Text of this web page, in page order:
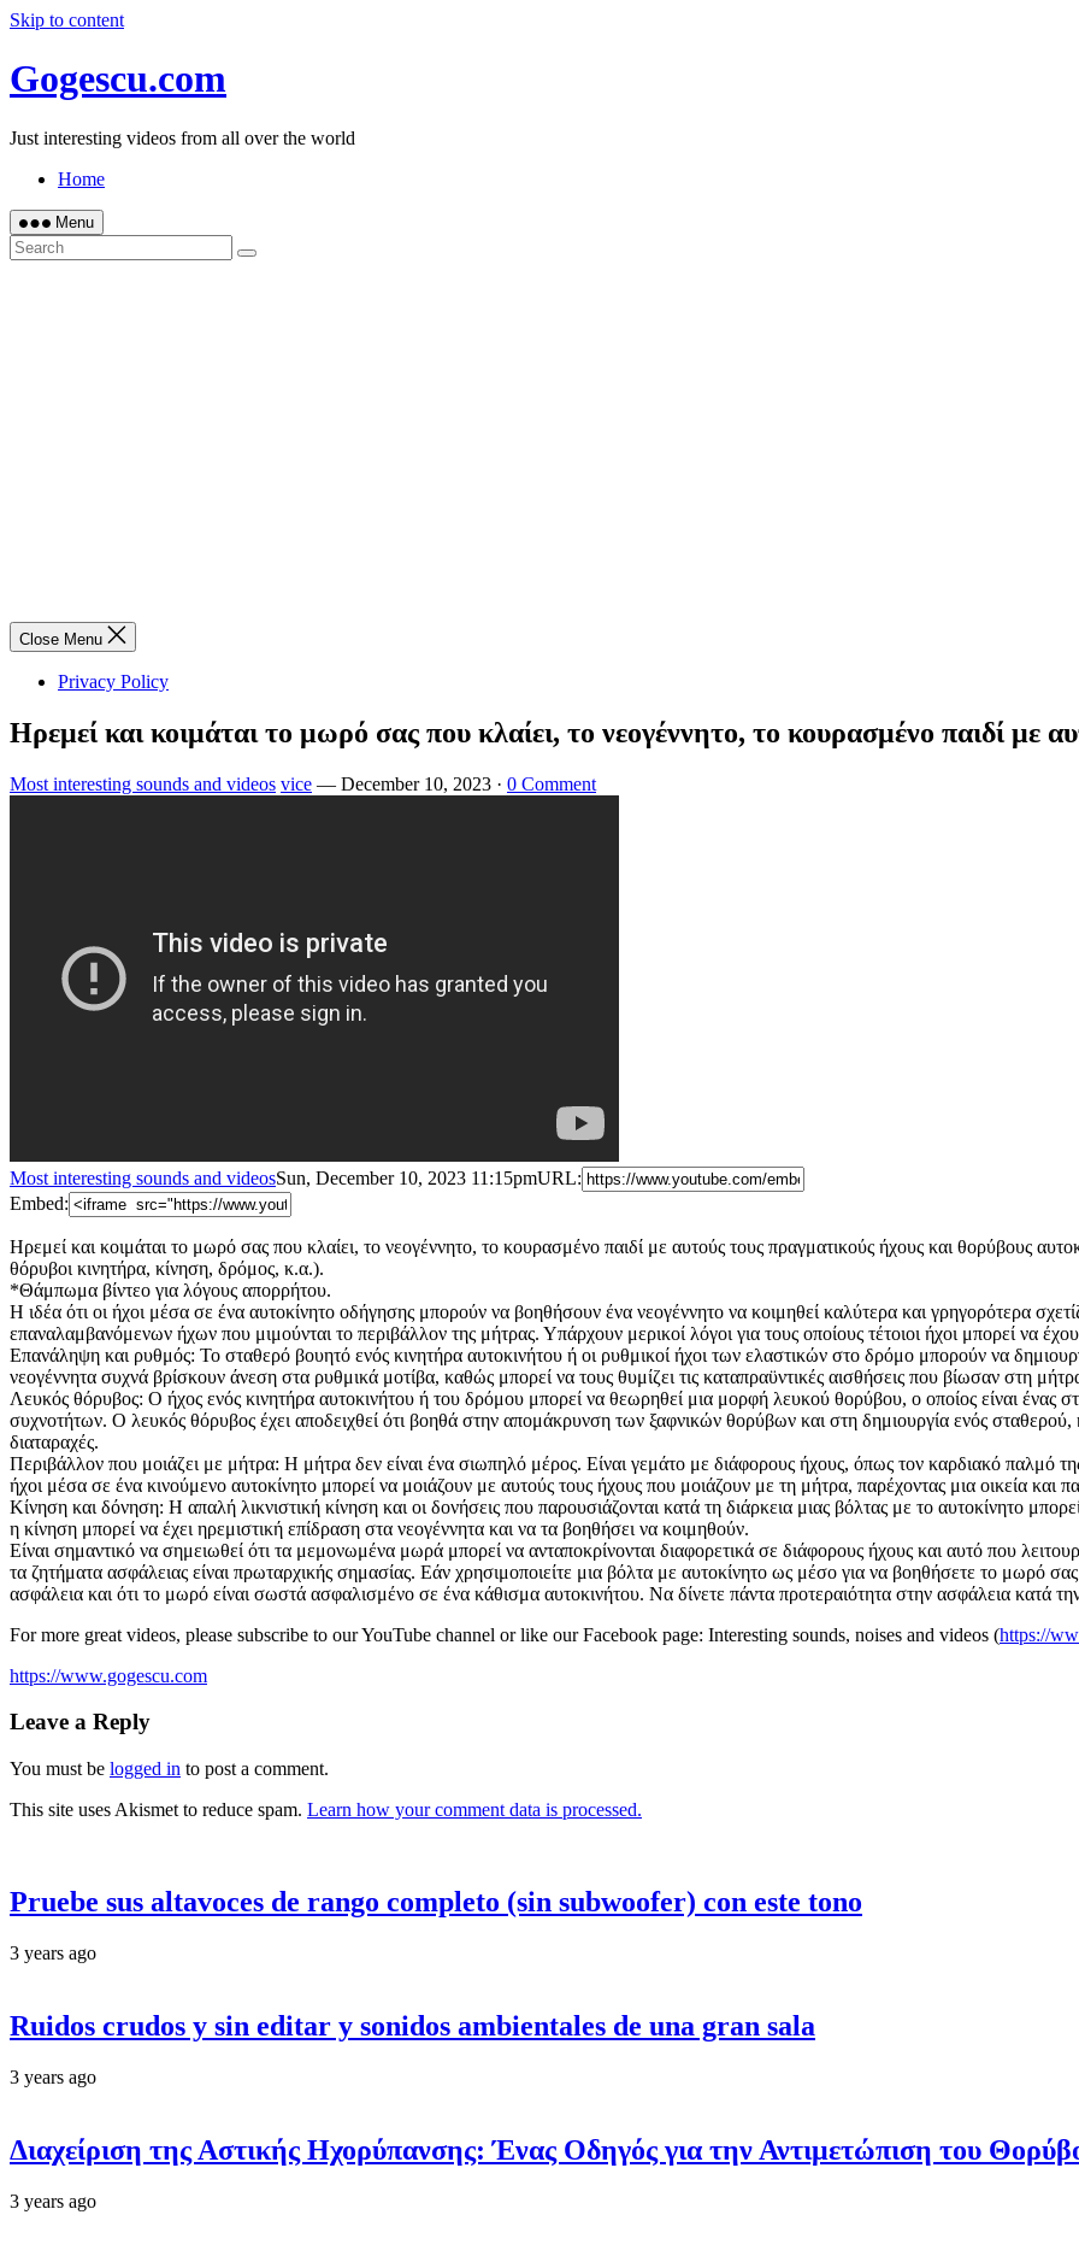
Skip to content
Gogescu.com
Just interesting videos from all over the world
Home
Menu
Close Menu
Privacy Policy
Ηρεμεί και κοιμάται το μωρό σας που κλαίει, το νεογέννητο, το κουρασμένο παιδί με
Most interesting sounds and videos vice — December 10, 2023 · 0 Comment
Most interesting sounds and videosSun, December 10, 2023 11:15pmURL:
Embed:
Ηρεμεί και κοιμάται το μωρό σας που κλαίει, το νεογέννητο, το κουρασμένο παιδί με αυτούς τους πραγματικούς ήχους και θορύβους
θόρυβοι κινητήρα, κίνηση, δρόμος, κ.α.).
*Θάμπωμα βίντεο για λόγους απορρήτου.
Η ιδέα ότι οι ήχοι μέσα σε ένα αυτοκίνητο οδήγησης μπορούν να βοηθήσουν ένα νεογέννητο να κοιμηθεί καλύτερα και γρηγορότερα
επαναλαμβανόμενων ήχων που μιμούνται το περιβάλλον της μήτρας. Υπάρχουν μερικοί λόγοι για τους οποίους τέτοιοι ήχοι μπορεί να
Επανάληψη και ρυθμός: Το σταθερό βουητό ενός κινητήρα αυτοκινήτου ή οι ρυθμικοί ήχοι των ελαστικών στο δρόμο μπορούν να
νεογέννητα συχνά βρίσκουν άνεση στα ρυθμικά μοτίβα, καθώς μπορεί να τους θυμίζει τις καταπραϋντικές αισθήσεις που βίωσαν στη
Λευκός θόρυβος: Ο ήχος ενός κινητήρα αυτοκινήτου ή του δρόμου μπορεί να θεωρηθεί μια μορφή λευκού θορύβου, ο οποίος είναι ένας
συχνοτήτων. Ο λευκός θόρυβος έχει αποδειχθεί ότι βοηθά στην απομάκρυνση των ξαφνικών θορύβων και στη δημιουργία ενός
διαταραχές.
Περιβάλλον που μοιάζει με μήτρα: Η μήτρα δεν είναι ένα σιωπηλό μέρος. Είναι γεμάτο με διάφορους ήχους, όπως τον καρδιακό παλμό
ήχοι μέσα σε ένα κινούμενο αυτοκίνητο μπορεί να μοιάζουν με αυτούς τους ήχους που μοιάζουν με τη μήτρα, παρέχοντας μια οικεία και
Κίνηση και δόνηση: Η απαλή λικνιστική κίνηση και οι δονήσεις που παρουσιάζονται κατά τη διάρκεια μιας βόλτας με το αυτοκίνητο
η κίνηση μπορεί να έχει ηρεμιστική επίδραση στα νεογέννητα και να τα βοηθήσει να κοιμηθούν.
Είναι σημαντικό να σημειωθεί ότι τα μεμονωμένα μωρά μπορεί να ανταποκρίνονται διαφορετικά σε διάφορους ήχους και αυτό που
τα ζητήματα ασφάλειας είναι πρωταρχικής σημασίας. Εάν χρησιμοποιείτε μια βόλτα με αυτοκίνητο ως μέσο για να βοηθήσετε το μωρό
ασφάλεια και ότι το μωρό είναι σωστά ασφαλισμένο σε ένα κάθισμα αυτοκινήτου. Να δίνετε πάντα προτεραιότητα στην ασφάλεια κατά
For more great videos, please subscribe to our YouTube channel or like our Facebook page: Interesting sounds, noises and videos (https://
https://www.gogescu.com
Leave a Reply
You must be logged in to post a comment.
This site uses Akismet to reduce spam. Learn how your comment data is processed.
Pruebe sus altavoces de rango completo (sin subwoofer) con este tono
3 years ago
Ruidos crudos y sin editar y sonidos ambientales de una gran sala
3 years ago
Διαχείριση της Αστικής Ηχορύπανσης: Ένας Οδηγός για την Αντιμετώπιση του
3 years ago